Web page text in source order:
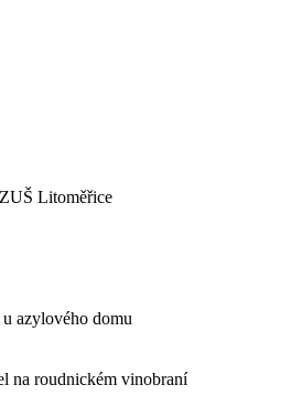
Litoměřice
azylového domu
na roudnickém vinobraní